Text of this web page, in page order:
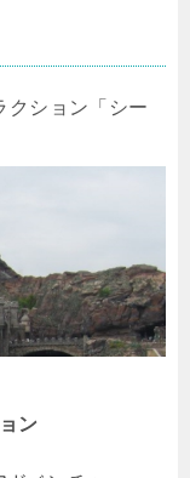
クション「シー
ン